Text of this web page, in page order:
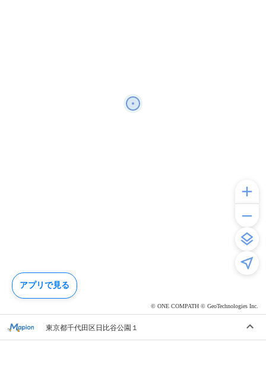
© ONE COMPATH © GeoTechnologies Inc.
東京都千代田区日比谷公園１
アプリで見る